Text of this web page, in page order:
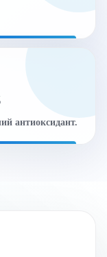
антиоксидант.